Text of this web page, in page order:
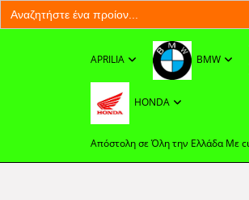
Search
for:
APRILIA BMW
HONDA
Απόστολη σε Όλη την Ελλάδα Με